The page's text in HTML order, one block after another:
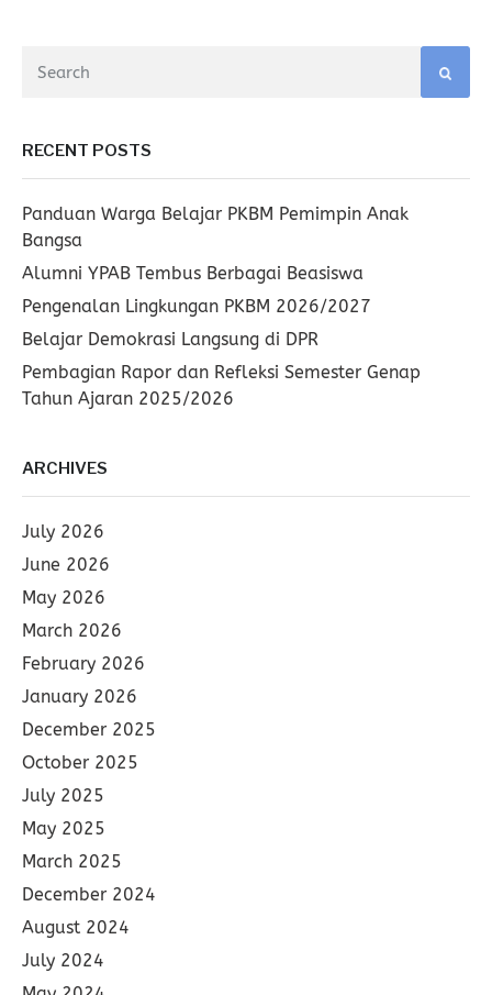
RECENT POSTS
Panduan Warga Belajar PKBM Pemimpin Anak
Bangsa
Alumni YPAB Tembus Berbagai Beasiswa
Pengenalan Lingkungan PKBM 2026/2027
Belajar Demokrasi Langsung di DPR
Pembagian Rapor dan Refleksi Semester Genap
Tahun Ajaran 2025/2026
ARCHIVES
July 2026
June 2026
May 2026
March 2026
February 2026
January 2026
December 2025
October 2025
July 2025
May 2025
March 2025
December 2024
August 2024
July 2024